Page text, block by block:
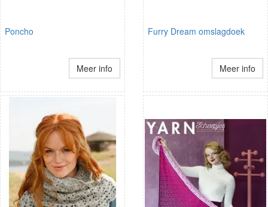
Poncho
Meer info
Furry Dream omslagdoek
Meer info